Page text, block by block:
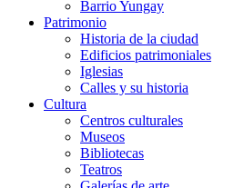
Barrio Yungay
Patrimonio
Historia de la ciudad
Edificios patrimoniales
Iglesias
Calles y su historia
Cultura
Centros culturales
Museos
Bibliotecas
Teatros